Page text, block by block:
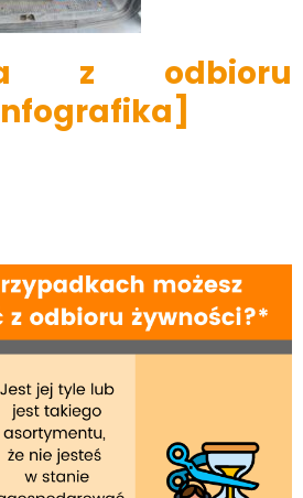
z odbioru